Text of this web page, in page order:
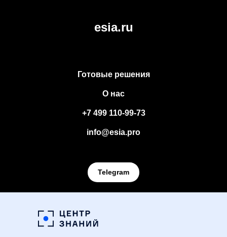
esia.ru
Готовые решения
О нас
+7 499 110-99-73
info@esia.pro
Telegram